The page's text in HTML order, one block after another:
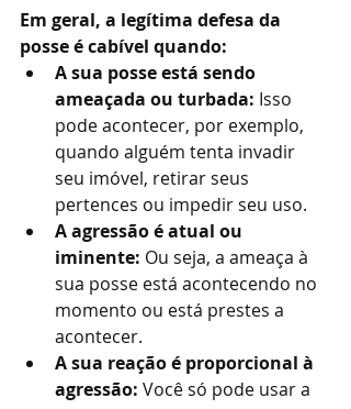
Em geral, a legítima defesa da
posse é cabível quando:
A sua posse está sendo
ameaçada ou turbada: Isso
pode acontecer, por exemplo,
quando alguém tenta invadir
seu imóvel, retirar seus
pertences ou impedir seu uso.
A agressão é atual ou
iminente: Ou seja, a ameaça à
sua posse está acontecendo no
momento ou está prestes a
acontecer.
A sua reação é proporcional à
agressão: Você só pode usar a